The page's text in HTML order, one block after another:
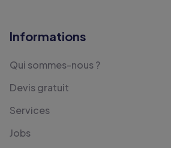
Informations
Qui sommes-nous ?
Devis gratuit
Services
Jobs